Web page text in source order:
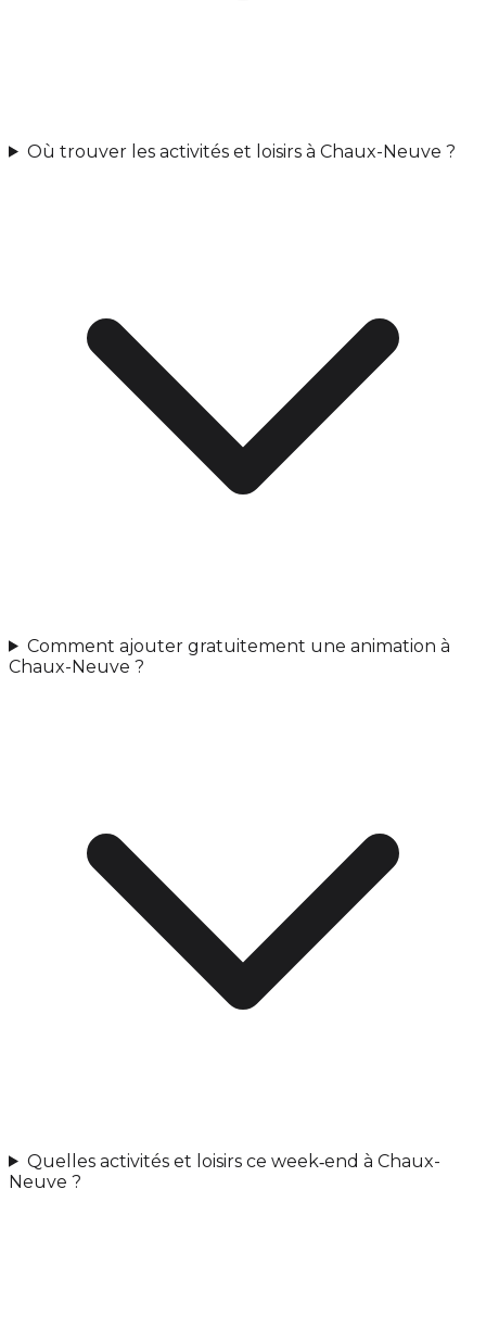
Où trouver les activités et loisirs à Chaux-Neuve ?
Comment ajouter gratuitement une animation à
Chaux-Neuve ?
Quelles activités et loisirs ce week‑end à Chaux-
Neuve ?